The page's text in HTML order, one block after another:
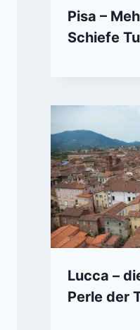
Pisa –
Schiefe
Lucca –
Perle der